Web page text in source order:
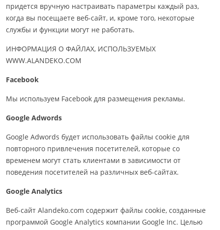
придется вручную настраивать параметры каждый раз,
когда вы посещаете веб-сайт, и, кроме того, некоторые
службы и функции могут не работать.
ИНФОРМАЦИЯ О ФАЙЛАХ, ИСПОЛЬЗУЕМЫХ
WWW.ALANDEKO.COM
Facebook
Мы используем Facebook для размещения рекламы.
Google Adwords
Google Adwords будет использовать файлы cookie для
повторного привлечения посетителей, которые со
временем могут стать клиентами в зависимости от
поведения посетителей на различных веб-сайтах.
Google Analytics
Веб-сайт Alandeko.com содержит файлы cookie, созданные
программой Google Analytics компании Google Inc. Целью